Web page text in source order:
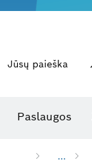
Jūsų paieška
Paslaugos
...